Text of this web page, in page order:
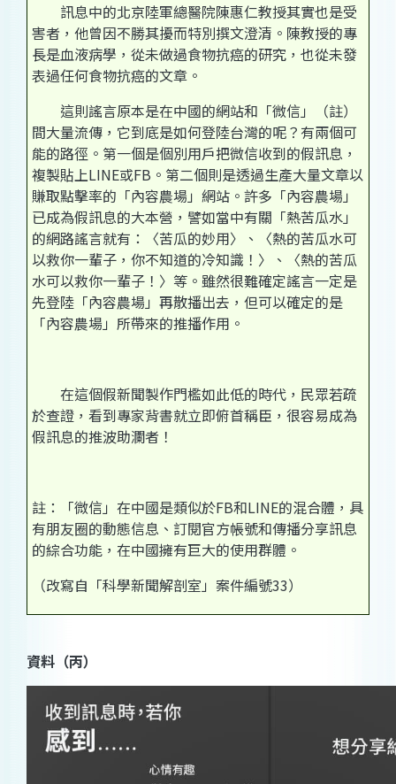
訊息中的北京陸軍總醫院陳惠仁教授其實也是受
害者，他曾因不勝其擾而特別撰文澄清。陳教授的專
長是血液病學，從未做過食物抗癌的研究，也從未發
表過任何食物抗癌的文章。
這則謠言原本是在中國的網站和「微信」（註）
間大量流傳，它到底是如何登陸台灣的呢？有兩個可
能的路徑。第一個是個別用戶把微信收到的假訊息，
複製貼上LINE或FB。第二個則是透過生產大量文章以
賺取點擊率的「內容農場」網站。許多「內容農場」
已成為假訊息的大本營，譬如當中有關「熱苦瓜水」
的網路謠言就有：〈苦瓜的妙用〉、〈熱的苦瓜水可
以救你一輩子，你不知道的冷知識！〉、〈熱的苦瓜
水可以救你一輩子！〉等。雖然很難確定謠言一定是
先登陸「內容農場」再散播出去，但可以確定的是
「內容農場」所帶來的推播作用。
在這個假新聞製作門檻如此低的時代，民眾若疏
於查證，看到專家背書就立即俯首稱臣，很容易成為
假訊息的推波助瀾者！
註：「微信」在中國是類似於FB和LINE的混合體，具
有朋友圈的動態信息、訂閱官方帳號和傳播分享訊息
的綜合功能，在中國擁有巨大的使用群體。
（改寫自「科學新聞解剖室」案件編號33）
資料（丙）